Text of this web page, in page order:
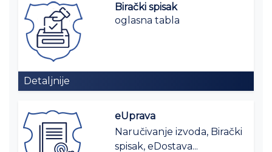
Birački spisak
oglasna tabla
Detaljnije
eUprava
Naručivanje izvoda, Birački
spisak, eDostava...